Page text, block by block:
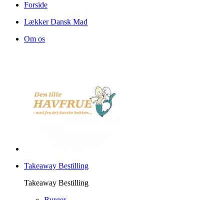
Forside
Lækker Dansk Mad
Om os
Takeaway Bestilling
Takeaway Bestilling